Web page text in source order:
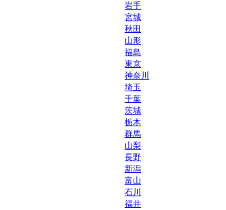
岩手
宮城
秋田
山形
福島
東京
神奈川
埼玉
千葉
茨城
栃木
群馬
山梨
長野
新潟
富山
石川
福井